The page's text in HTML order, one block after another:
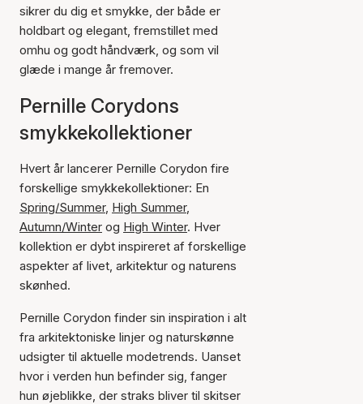
sikrer du dig et smykke, der både er
holdbart og elegant, fremstillet med
omhu og godt håndværk, og som vil
glæde i mange år fremover.
Pernille Corydons
smykkekollektioner
Hvert år lancerer Pernille Corydon fire
forskellige smykkekollektioner: En
Spring/Summer, High Summer,
Autumn/Winter og High Winter. Hver
kollektion er dybt inspireret af forskellige
aspekter af livet, arkitektur og naturens
skønhed.
Pernille Corydon finder sin inspiration i alt
fra arkitektoniske linjer og naturskønne
udsigter til aktuelle modetrends. Uanset
hvor i verden hun befinder sig, fanger
hun øjeblikke, der straks bliver til skitser